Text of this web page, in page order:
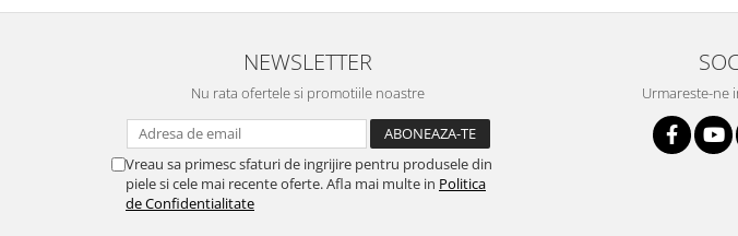
NEWSLETTER
Nu rata ofertele si promotiile noastre
Vreau sa primesc sfaturi de ingrijire pentru produsele din
piele si cele mai recente oferte. Afla mai multe in Politica
de Confidentialitate
Urmareste-ne